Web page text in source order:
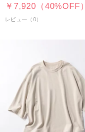
￥7,920（40%OFF）